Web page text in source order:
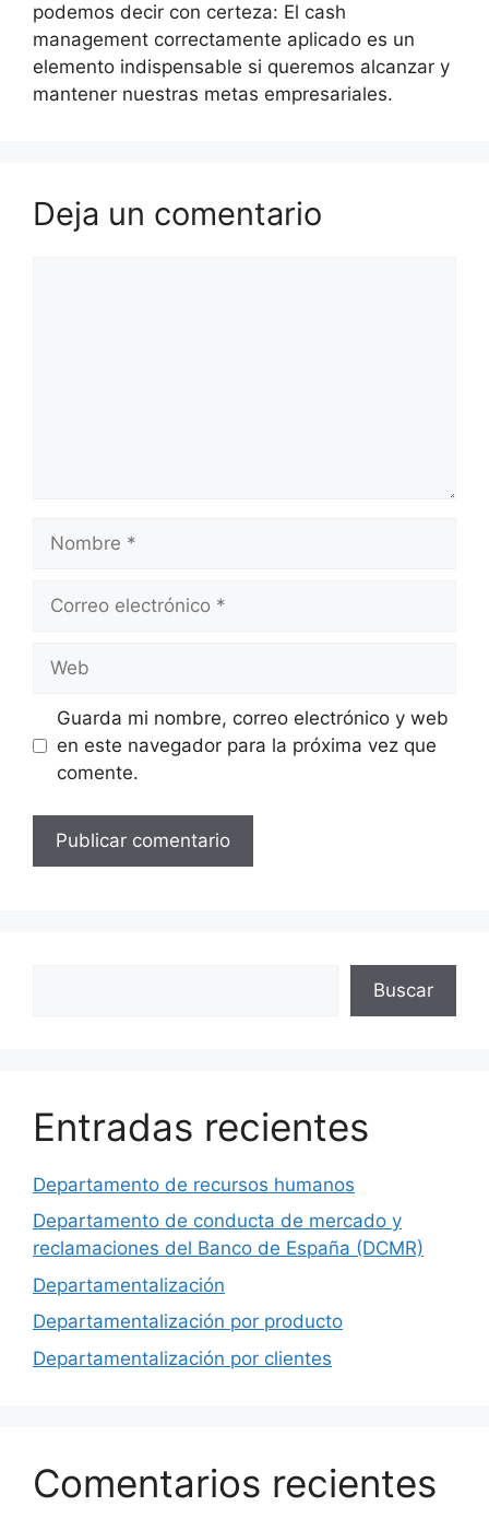
podemos decir con certeza: El cash
management correctamente aplicado es un
elemento indispensable si queremos alcanzar y
mantener nuestras metas empresariales.
Deja un comentario
Nombre
Correo
Web
Guarda mi nombre, correo electrónico y web
en este navegador para la próxima vez que
comente.
Buscar
Entradas recientes
Departamento de recursos humanos
Departamento de conducta de mercado y
reclamaciones del Banco de España (DCMR)
Departamentalización
Departamentalización por producto
Departamentalización por clientes
Comentarios recientes